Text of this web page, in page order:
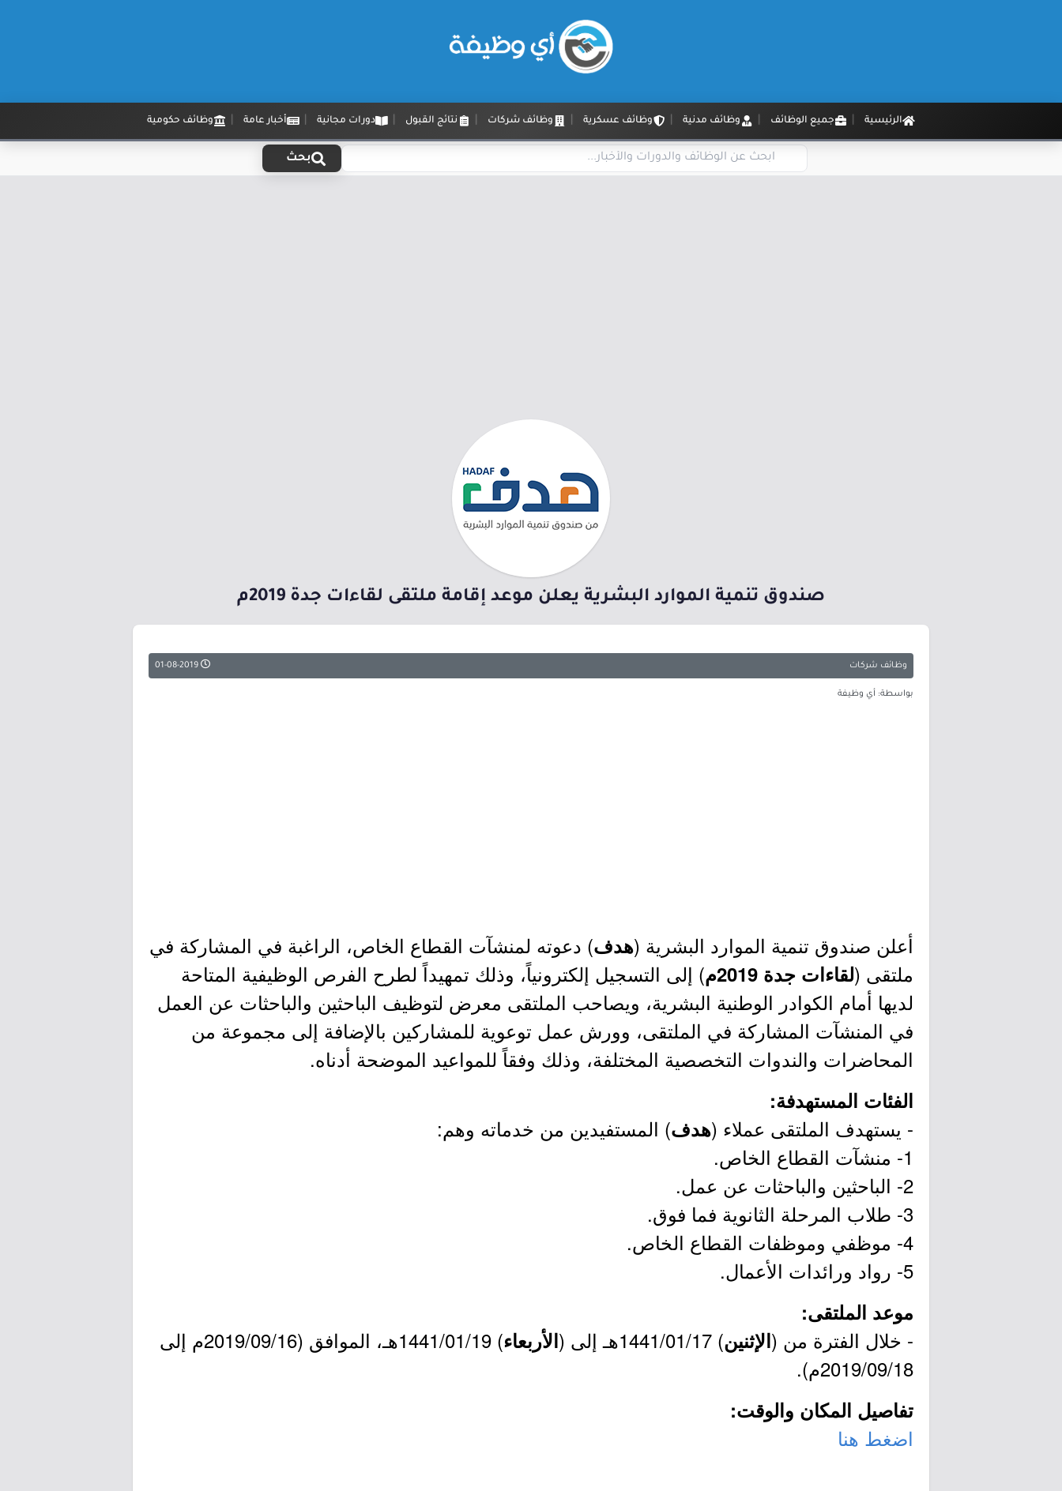
الرئيسية جميع الوظائف وظائف مدنية وظائف عسكرية وظائف شركات نتائج القبول دورات مجانية أخبار عامة وظائف حكومية
بحث
صندوق تنمية الموارد البشرية يعلن موعد إقامة ملتقى لقاءات جدة 2019م
وظائف شركات
بواسطة: أي وظيفة
أعلن صندوق تنمية الموارد البشرية (هدف) دعوته لمنشآت القطاع الخاص، الراغبة في المشاركة في
ملتقى (لقاءات جدة 2019م
) إلى التسجيل إلكترونياً، وذلك تمهيداً لطرح الفرص الوظيفية المتاحة
لديها أمام الكوادر الوطنية البشرية، ويصاحب الملتقى معرض لتوظيف الباحثين والباحثات عن العمل
في المنشآت المشاركة في الملتقى، وورش عمل توعوية للمشاركين بالإضافة إلى مجموعة من
المحاضرات والندوات التخصصية المختلفة، وذلك وفقاً للمواعيد الموضحة أدناه.
الفئات المستهدفة:
- يستهدف الملتقى عملاء (هدف) المستفيدين من خدماته وهم:
1- منشآت القطاع الخاص.
2- الباحثين والباحثات عن عمل.
3- طلاب المرحلة الثانوية فما فوق.
4- موظفي وموظفات القطاع الخاص.
5- رواد ورائدات الأعمال.
موعد الملتقى:
- خلال الفترة من (الإثنين) 1441/01/17هـ إلى ( الأربعاء
) 1441/01/19هـ، الموافق (2019/09/16م إلى
2019/09/18م).
تفاصيل المكان والوقت:
اضغط هنا